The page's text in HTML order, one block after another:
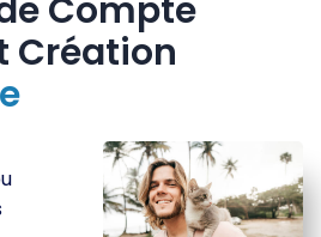
Compte
Création